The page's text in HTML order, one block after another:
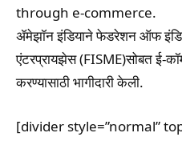
through e-commerce.
ॲमेझॉन इंडियाने फेडरेशन ऑफ
एंटरप्रायझेस (FISME)सोबत ई-
करण्यासाठी भागीदारी केली.
[divider style=”normal”